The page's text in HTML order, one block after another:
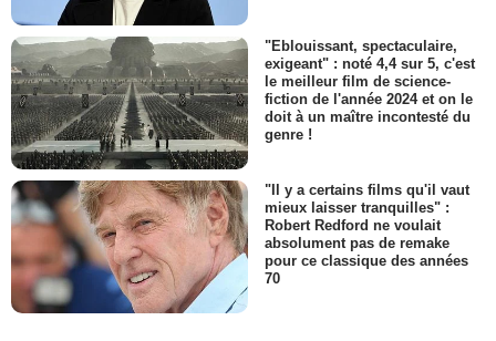
"Eblouissant, spectaculaire,
exigeant" : noté 4,4 sur 5, c'est
le meilleur film de science-
fiction de l'année 2024 et on le
doit à un maître incontesté du
genre !
"Il y a certains films qu'il vaut
mieux laisser tranquilles" :
Robert Redford ne voulait
absolument pas de remake
pour ce classique des années
70